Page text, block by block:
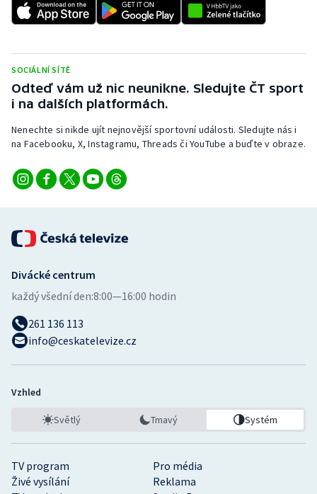
SOCIÁLNÍ SÍTĚ
Odteď vám už nic neunikne. Sledujte ČT sport
i na dalších platformách.
Nenechte si nikde ujít nejnovější sportovní události. Sledujte nás i
na Facebooku, X, Instagramu, Threads či YouTube a buďte v obraze.
TV program
Pro média
Živé vysílání
Reklama
Divácké centrum
každý všední den:8:00—16:00 hodin
261 136 113
info@ceskatelevize.cz
Vzhled
Světlý Tmavý Systém